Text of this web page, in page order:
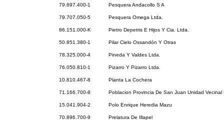
79.697.400-1 Pesquera Andacollo S A
79.707.050-5 Pesquera Omega Ltda.
86.151.000-K Pietro Depetris E Hijos Y Cia. Ltda.
50.851.380-1 Pilar Cielo Ossandón Y Otras
78.325.000-4 Pineda Y Valdes Ltda.
76.050.810-1 Pizarro Y Pizarro Ltda.
10.810.467-8 Planta La Cochera
71.166.700-8 Poblacion Provincia De San Juan Unidad Vecinal
15.041.904-2 Polo Enrique Heredia Mazu
70.896.700-9 Prelatura De Illapel